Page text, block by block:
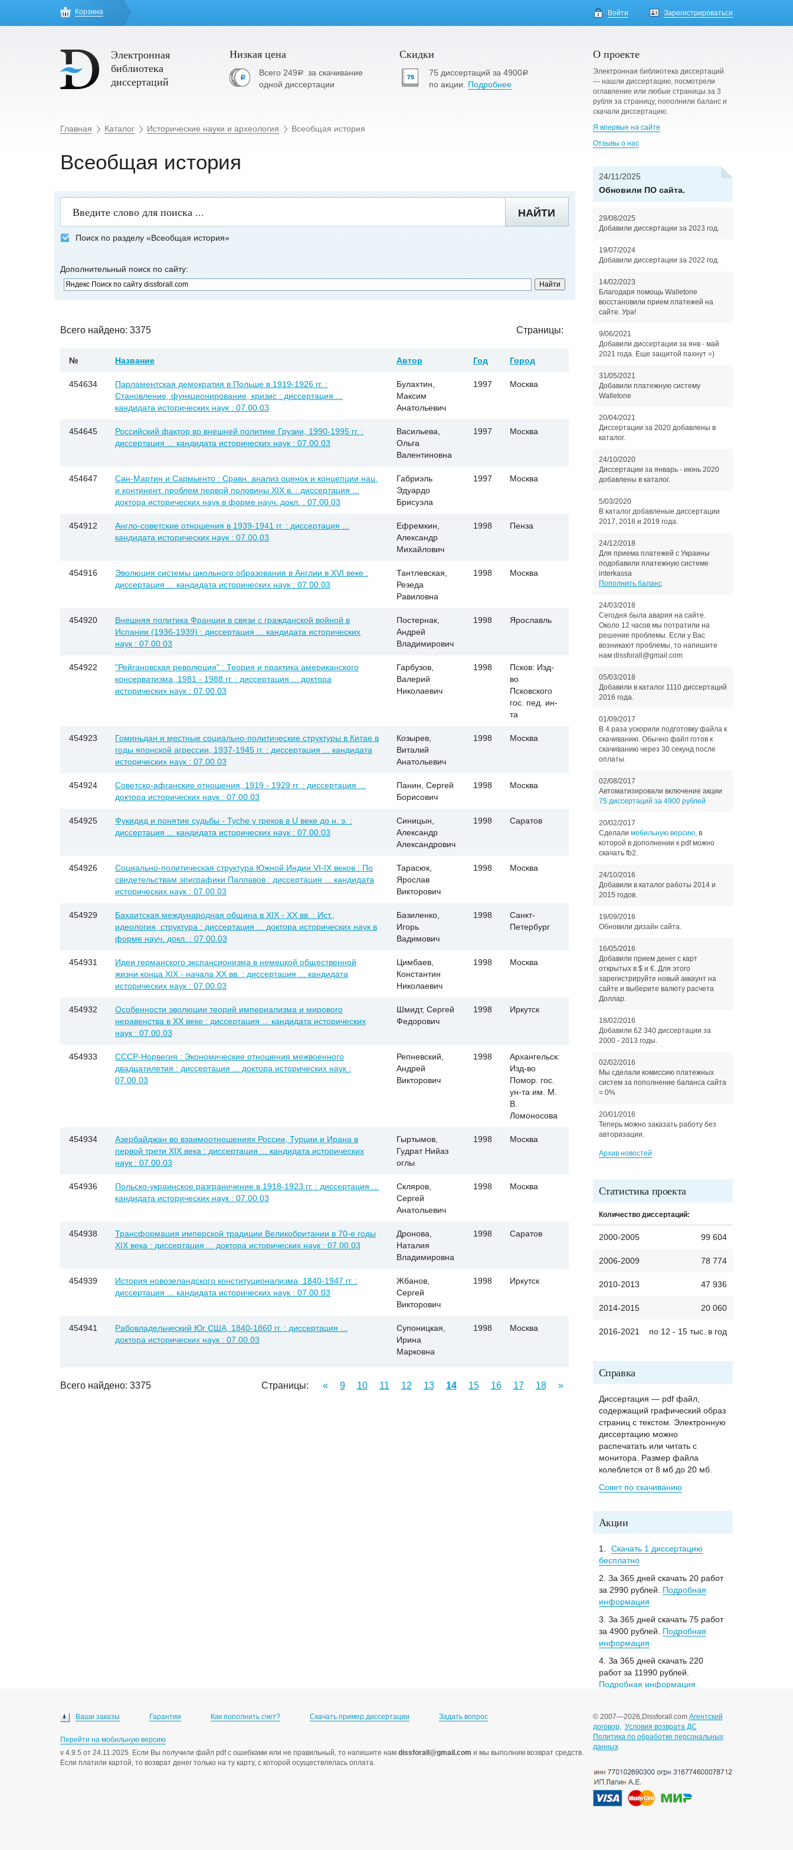
Корзина Войти Зарегистрироваться
Электронная
библиотека
диссертаций
Низкая цена
Всего 249aза скачивание
одной диссертации
Скидки
75 диссертаций за 4900a
по акции. Подробнее
Главная Каталог Исторические науки и археология Всеобщая история
Всеобщая история
НАЙТИ
Поиск по разделу «Всеобщая история»
Дополнительный поиск по сайту:
Всего найдено: 3375 Страницы:
№ Название Автор Год Город
454634
Парламентская демократия в Польше в 1919-1926 гг. :
Становление, функционирование, кризис : диссертация ...
кандидата исторических наук : 07.00.03
Булахтин,
Максим
Анатольевич
1997 Москва
454645
Российский фактор во внешней политике Грузии, 1990-1995 гг. :
диссертация ... кандидата исторических наук : 07.00.03
Васильева,
Ольга
Валентиновна
1997 Москва
454647
Сан-Мартин и Сармьенто : Сравн. анализ оценок и концепции нац.
и континент. проблем первой половины XIX в. : диссертация ...
доктора исторических наук в форме науч. докл. : 07.00.03
Габриэль
Эдуардо
Брисуэла
1997 Москва
454912
Англо-советские отношения в 1939-1941 гг. : диссертация ...
кандидата исторических наук : 07.00.03
Ефремкин,
Александр
Михайлович
1998 Пенза
454916
Эволюция системы школьного образования в Англии в XVI веке :
диссертация ... кандидата исторических наук : 07.00.03
Тантлевская,
Резеда
Равиловна
1998 Москва
454920
Внешняя политика Франции в связи с гражданской войной в
Испании (1936-1939) : диссертация ... кандидата исторических
наук : 07.00.03
Постернак,
Андрей
Владимирович
1998 Ярославль
454922
"Рейгановская революция" : Теория и практика американского
консерватизма, 1981 - 1988 гг. : диссертация ... доктора
исторических наук : 07.00.03
Гарбузов,
Валерий
Николаевич
1998
Псков: Изд-
во
Псковского
гос. пед. ин-
та
454923
Гоминьдан и местные социально-политические структуры в Китае в
годы японской агрессии, 1937-1945 гг. : диссертация ... кандидата
исторических наук : 07.00.03
Козырев,
Виталий
Анатольевич
1998 Москва
454924
Советско-афганские отношения, 1919 - 1929 гг. : диссертация ...
доктора исторических наук : 07.00.03
Панин, Сергей
Борисович
1998 Москва
454925
Фукидид и понятие судьбы - Tyche у греков в U веке до н. э. :
диссертация ... кандидата исторических наук : 07.00.03
Синицын,
Александр
Александрович
1998 Саратов
454926
Социально-политическая структура Южной Индии VI-IX веков : По
свидетельствам эпиграфики Паллавов : диссертация ... кандидата
исторических наук : 07.00.03
Тарасюк,
Ярослав
Викторович
1998 Москва
454929
Бахаитская международная община в XIX - ХХ вв. : Ист.,
идеология, структура : диссертация ... доктора исторических наук в
форме науч. докл. : 07.00.03
Базиленко,
Игорь
Вадимович
1998
Санкт-
Петербург
454931
Идеи германского экспансионизма в немецкой общественной
жизни конца XIX - начала ХХ вв. : диссертация ... кандидата
исторических наук : 07.00.03
Цимбаев,
Константин
Николаевич
1998 Москва
454932
Особенности эволюции теорий империализма и мирового
неравенства в ХХ веке : диссертация ... кандидата исторических
наук : 07.00.03
Шмидт, Сергей
Федорович
1998 Иркутск
454933
СССР-Норвегия : Экономические отношения межвоенного
двадцатилетия : диссертация ... доктора исторических наук :
07.00.03
Репневский,
Андрей
Викторович
1998
Архангельск:
Изд-во
Помор. гос.
ун-та им. М.
В.
Ломоносова
454934
Азербайджан во взаимоотношениях России, Турции и Ирана в
первой трети XIX века : диссертация ... кандидата исторических
наук : 07.00.03
Гыртымов,
Гудрат Нийаз
оглы
1998 Москва
454936
Польско-украинское разграничение в 1918-1923 гг. : диссертация ...
кандидата исторических наук : 07.00.03
Скляров,
Сергей
Анатольевич
1998 Москва
454938
Трансформация имперской традиции Великобритании в 70-е годы
XIX века : диссертация ... доктора исторических наук : 07.00.03
Дронова,
Наталия
Владимировна
1998 Саратов
454939
История новозеландского конституционализма, 1840-1947 гг. :
диссертация ... кандидата исторических наук : 07.00.03
Жбанов,
Сергей
Викторович
1998 Иркутск
454941
Рабовладельческий Юг США, 1840-1860 гг. : диссертация ...
доктора исторических наук : 07.00.03
Супоницкая,
Ирина
Марковна
1998 Москва
Всего найдено: 3375 Страницы: « 9 10 11 12 13 14 15 16 17 18 »
О проекте
Электронная библиотека диссертаций
— нашли диссертацию, посмотрели
оглавление или любые страницы за 3
рубля за страницу, пополнили баланс и
скачали диссертацию.
Я впервые на сайте
Отзывы о нас
24/11/2025
Обновили ПО сайта.
29/08/2025
Добавили диссертации за 2023 год.
19/07/2024
Добавили диссертации за 2022 год.
14/02/2023
Благодаря помощь Walletone
восстановили прием платежей на
сайте. Ура!
9/06/2021
Добавили диссертации за янв - май
2021 года. Еще защитой пахнут =)
31/05/2021
Добавили платежную систему
Walletone
20/04/2021
Диссертации за 2020 добавлены в
каталог.
24/10/2020
Диссертации за январь - июнь 2020
добавлены в каталог.
5/03/2020
В каталог добавленые диссертации
2017, 2018 и 2019 года.
24/12/2018
Для приема платежей с Украины
подобавили платежную системе
interkassa
Пополнить баланс
24/03/2018
Сегодня была авария на сайте.
Около 12 часов мы потратили на
решение проблемы. Если у Вас
возникают проблемы, то напишите
нам dissforall@gmail.com
05/03/2018
Добавили в каталог 1110 диссертаций
2016 года.
01/09/2017
В 4 раза ускорили подготовку файла к
скачиванию. Обычно файл готов к
скачиванию через 30 секунд после
оплаты.
02/08/2017
Автоматизировали включение акции
75 диссертаций за 4900 рублей
20/02/2017
Сделали мобильную версию, в
которой в дополнении к pdf можно
скачать fb2.
24/10/2016
Добавили в каталог работы 2014 и
2015 годов.
19/09/2016
Обновили дизайн сайта.
16/05/2016
Добавили прием денег с карт
открытых в $ и €. Для этого
зарегистрируйте новый аккаунт на
сайте и выберите валюту расчета
Доллар.
18/02/2016
Добавили 62 340 диссертации за
2000 - 2013 годы.
02/02/2016
Мы сделали комиссию платежных
систем за пополнение баланса сайта
= 0%
20/01/2016
Теперь можно заказать работу без
авторизации.
Архив новостей
Статистика проекта
Количество диссертаций:
2000-2005 99 604
2006-2009 78 774
2010-2013 47 936
2014-2015 20 060
2016-2021 по 12 - 15 тыс. в год
Справка
Диссертация — pdf файл,
содержащий графический образ
страниц с текстом. Электронную
диссертацию можно
распечатать или читать с
монитора. Размер файла
колеблется от 8 мб до 20 мб.
Совет по скачиванию
Акции
1.
Скачать 1 диссертацию
бесплатно
2. За 365 дней скачать 20 работ
за 2990 рублей. Подробная
информация
3. За 365 дней скачать 75 работ
за 4900 рублей. Подробная
информация
4. За 365 дней скачать 220
работ за 11990 рублей.
Подробная информация
Ваши заказы Гарантии Как пополнить счет? Скачать пример диссертации Задать вопрос
Перейти на мобильную версию
v 4.9.5 от 24.11.2025. Если Вы получили файл pdf с ошибками или не правильный, то напишите нам dissforall@gmail.com и мы выполним возврат средств.
Если платили картой, то возврат денег только на ту карту, с которой осуществлялась оплата.
© 2007—2026,Dissforall.com Агентский
договор, Условия возврата ДС
Политика по обработке персональных
данных